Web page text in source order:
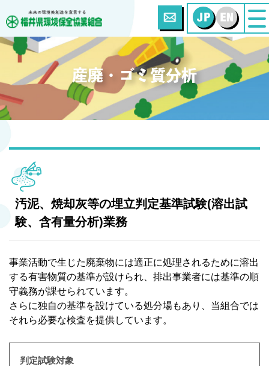
産廃・ゴミ質分析
汚泥、焼却灰等の埋立判定基準試験(溶出試
験、含有量分析)業務
事業活動で生じた廃棄物には適正に処理されるために溶出
する有害物質の基準が設けられ、排出事業者には基準の順
守義務が課せられています。
さらに独自の基準を設けている処分場もあり、当組合では
それら必要な検査を提供しています。
判定試験対象